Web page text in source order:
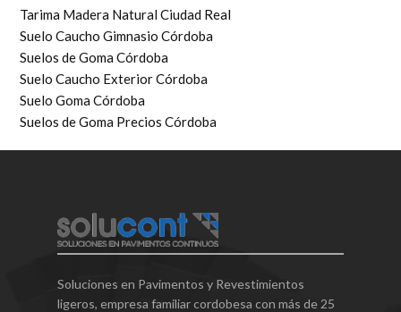
Tarima Madera Natural Ciudad Real
Suelo Caucho Gimnasio Córdoba
Suelos de Goma Córdoba
Suelo Caucho Exterior Córdoba
Suelo Goma Córdoba
Suelos de Goma Precios Córdoba
Soluciones en Pavimentos y Revestimientos
ligeros, empresa familiar cordobesa con más de 25